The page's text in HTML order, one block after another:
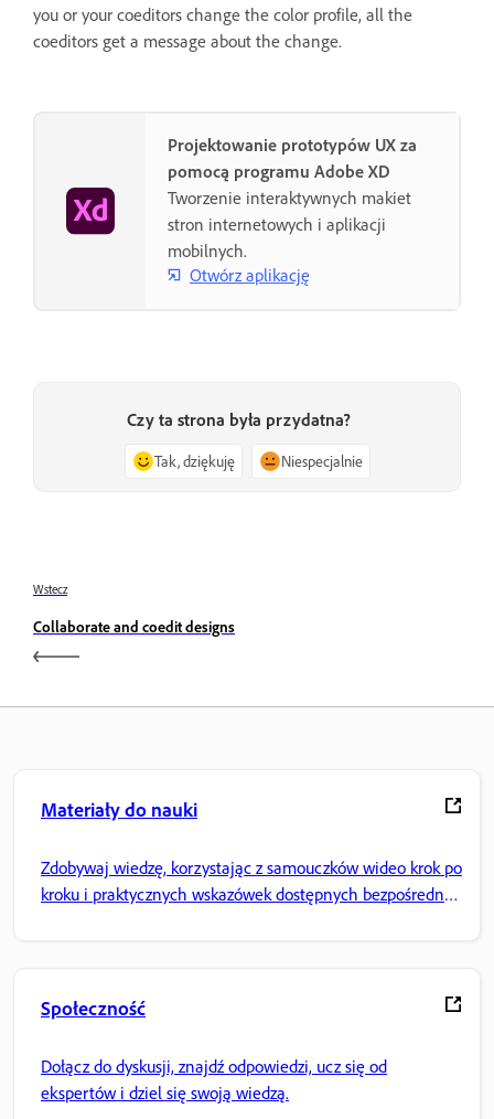
you or your coeditors change the color profile, all the
coeditors get a message about the change.
Projektowanie prototypów UX za
pomocą programu Adobe XD
Tworzenie interaktywnych makiet
stron internetowych i aplikacji
mobilnych.
Otwórz aplikację
Czy ta strona była przydatna?
Tak, dziękuję Niespecjalnie
Wstecz
Collaborate and coedit designs
Materiały do nauki
Zdobywaj wiedzę, korzystając z samouczków wideo krok po
kroku i praktycznych wskazówek dostępnych bezpośrednio
Społeczność
Dołącz do dyskusji, znajdź odpowiedzi, ucz się od
ekspertów i dziel się swoją wiedzą.